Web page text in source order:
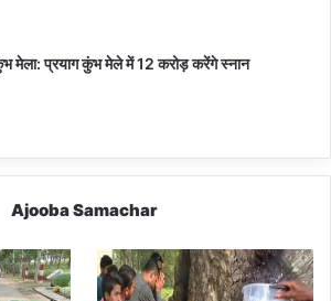
मेला: प्रयाग कुंभ मेले में 12 करोड़ करेंगे स्नान
Ajooba Samachar